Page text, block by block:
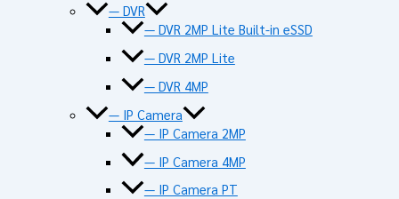
— DVR
— DVR 2MP Lite Built-in eSSD
— DVR 2MP Lite
— DVR 4MP
— IP Camera
— IP Camera 2MP
— IP Camera 4MP
— IP Camera PT